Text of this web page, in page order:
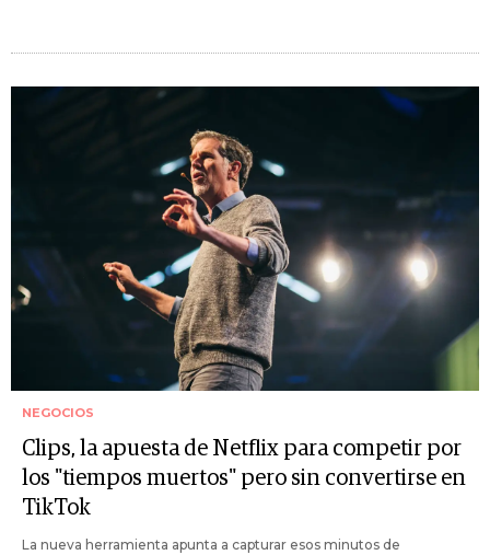
NEGOCIOS
Clips, la apuesta de Netflix para competir por
los "tiempos muertos" pero sin convertirse en
TikTok
La nueva herramienta apunta a capturar esos minutos de